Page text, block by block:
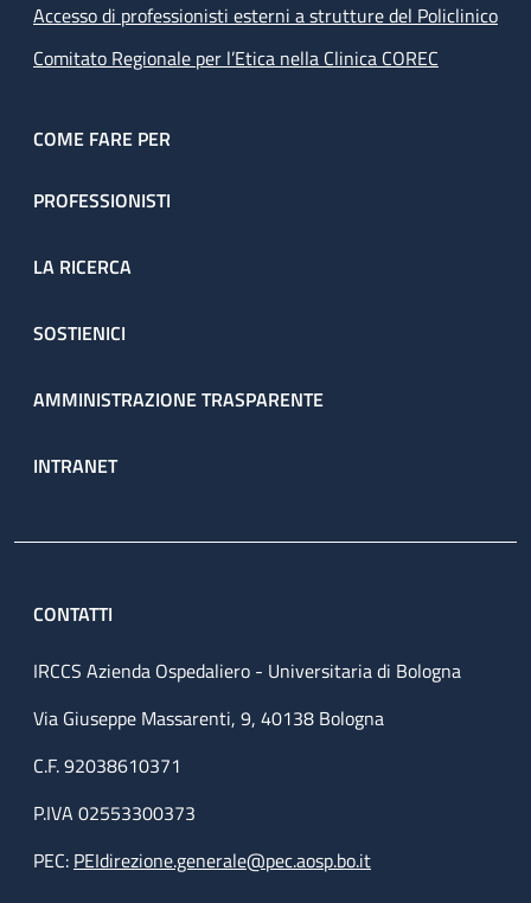
Accesso di professionisti esterni a strutture del Policlinico
Comitato Regionale per l’Etica nella Clinica COREC
COME FARE PER
PROFESSIONISTI
LA RICERCA
SOSTIENICI
AMMINISTRAZIONE TRASPARENTE
INTRANET
CONTATTI
IRCCS Azienda Ospedaliero - Universitaria di Bologna
Via Giuseppe Massarenti, 9, 40138 Bologna
C.F. 92038610371
P.IVA 02553300373
PEC: PEIdirezione.generale@pec.aosp.bo.it